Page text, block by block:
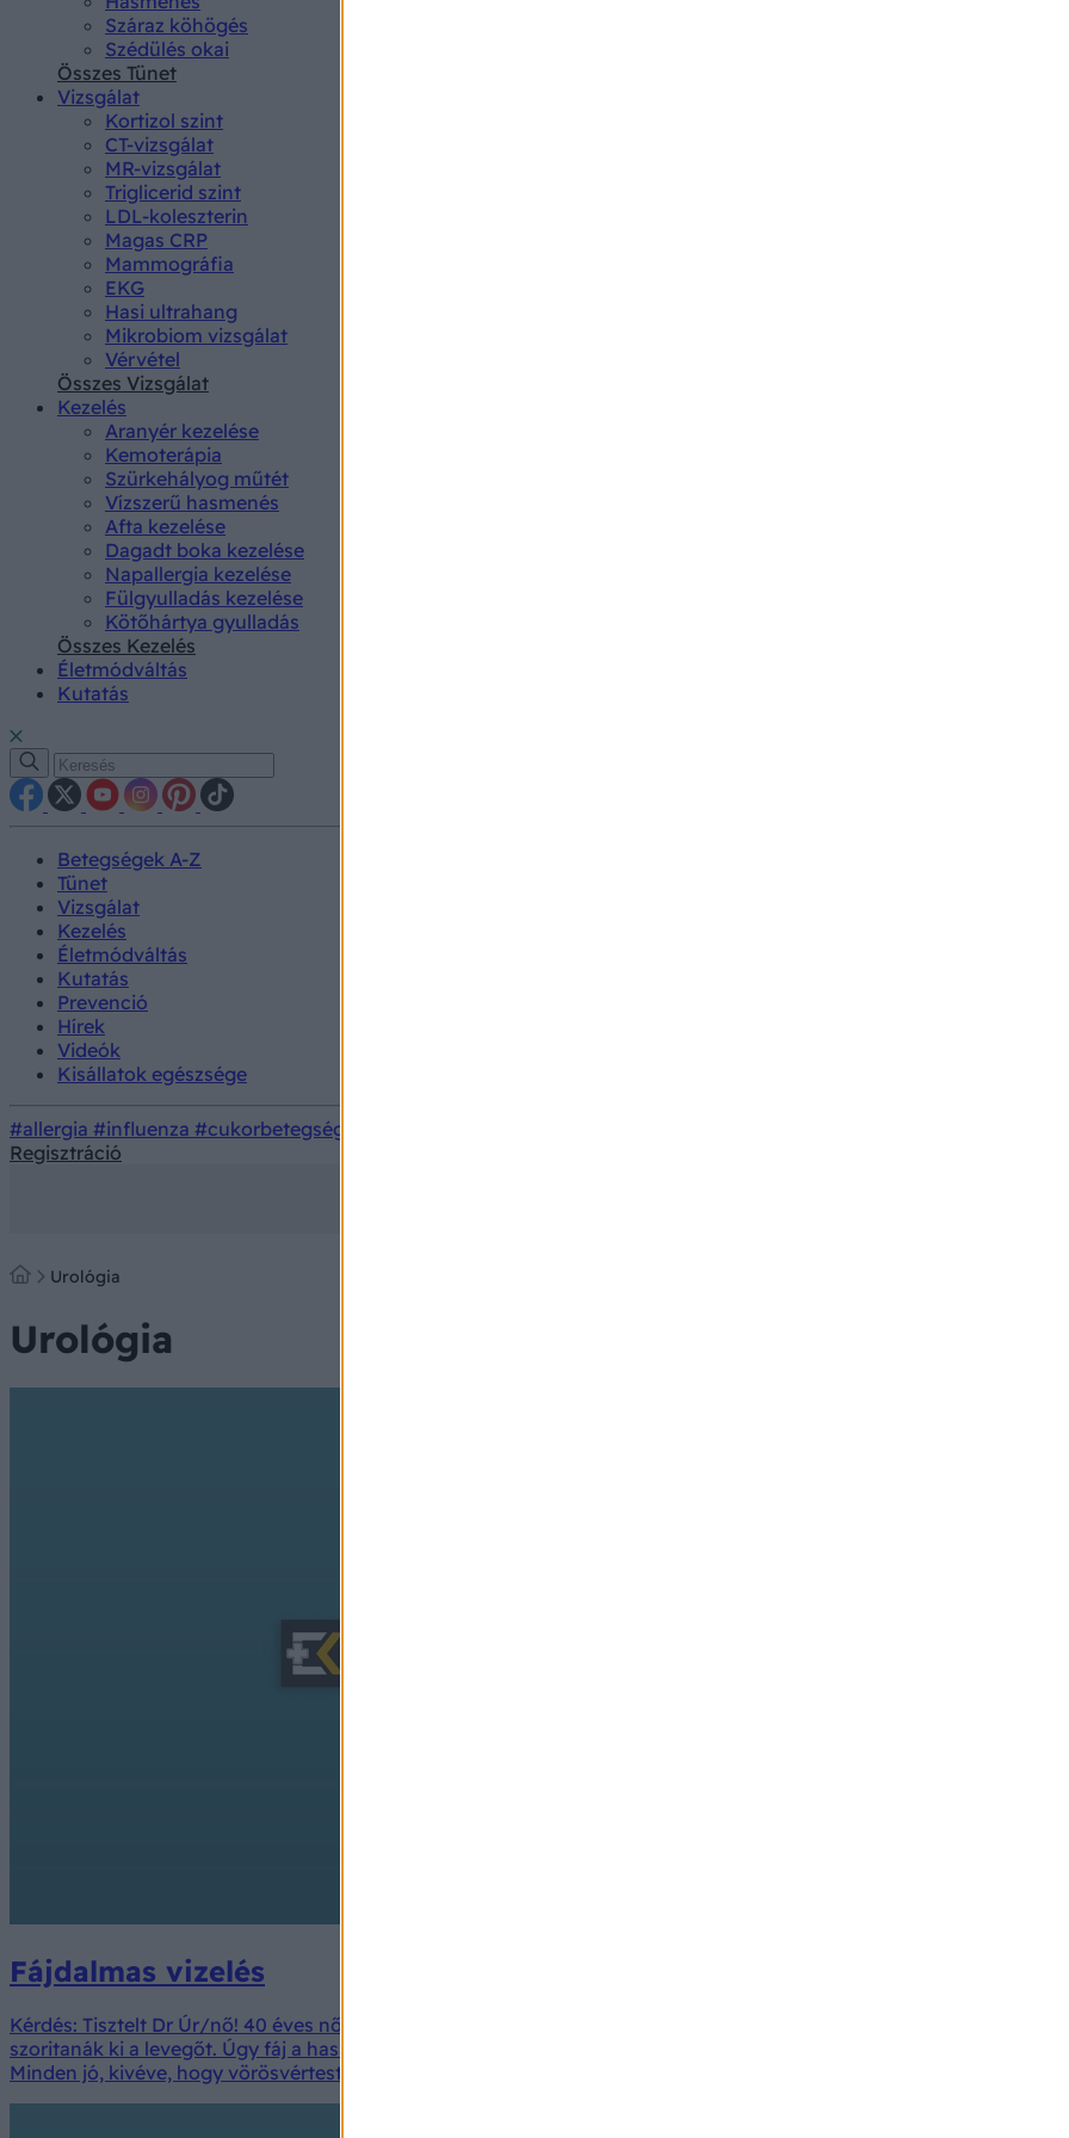
Száraz köhögés
Szédülés okai
Összes Tünet
Vizsgálat
Kortizol szint
CT-vizsgálat
MR-vizsgálat
Triglicerid szint
LDL-koleszterin
Magas CRP
Mammográfia
EKG
Hasi ultrahang
Mikrobiom vizsgálat
Vérvétel
Összes Vizsgálat
Kezelés
Aranyér kezelése
Kemoterápia
Szürkehályog műtét
Vízszerű hasmenés
Afta kezelése
Dagadt boka kezelése
Napallergia kezelése
Fülgyulladás kezelése
Kötőhártya gyulladás
Összes Kezelés
Életmódváltás
Kutatás
Betegségek A-Z
Tünet
Vizsgálat
Kezelés
Életmódváltás
Kutatás
Prevenció
Hírek
Videók
Kisállatok egészsége
#allergia #influenza #cukorbetegség
Regisztráció
Urológia
Urológia
Fájdalmas vizelés
Kérdés: Tisztelt Dr Úr/nő! 40 éves nő vagyok. A problémám, hogy minden reggeli első vizeletem nagyon fájdalmas.
szoritanák ki a levegőt. Úgy fáj a hasam alja. Csináltunk már jó pár vizelet vizsgálatot. Semmi eltérés nincs benne,
Minden jó, kivéve, hogy vörösvértest van benne. Nem kevés. De fehér semmi. Mitől lehet ez? És hogy még a hasam